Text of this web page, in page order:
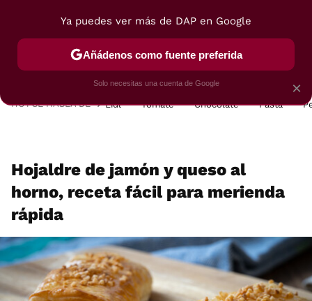
POSTRES VIAJES SELECCIÓN VEGUI
HOY SE HABLA DE Lidl Tomate Chocolate Pasta
Hojaldre de jamón y queso al
horno, receta fácil para merienda
rápida
×
Ya puedes ver más de DAP en Google
Añádenos como fuente preferida
Solo necesitas una cuenta de Google